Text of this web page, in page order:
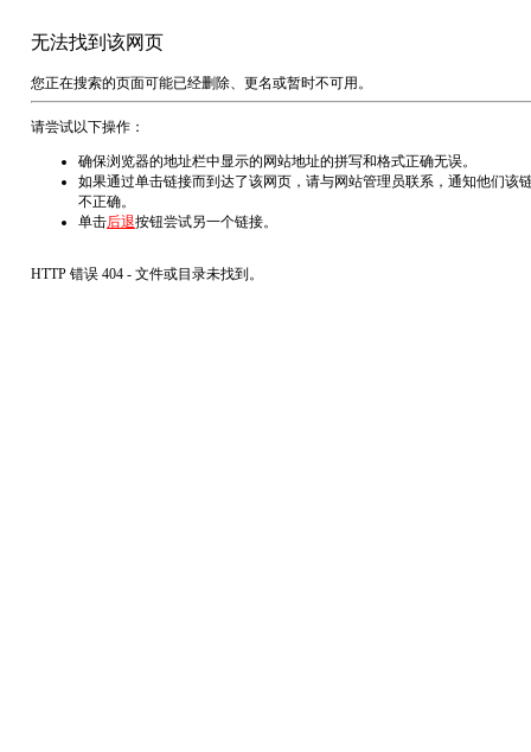
无法找到该网页
您正在搜索的页面可能已经删除、更名或暂时不可用。
请尝试以下操作：
确保浏览器的地址栏中显示的网站地址的拼写和格式正确无误。
如果通过单击链接而到达了该网页，请与网站管理员联系，通知他们该
不正确。
单击后退按钮尝试另一个链接。
HTTP 错误 404 - 文件或目录未找到。